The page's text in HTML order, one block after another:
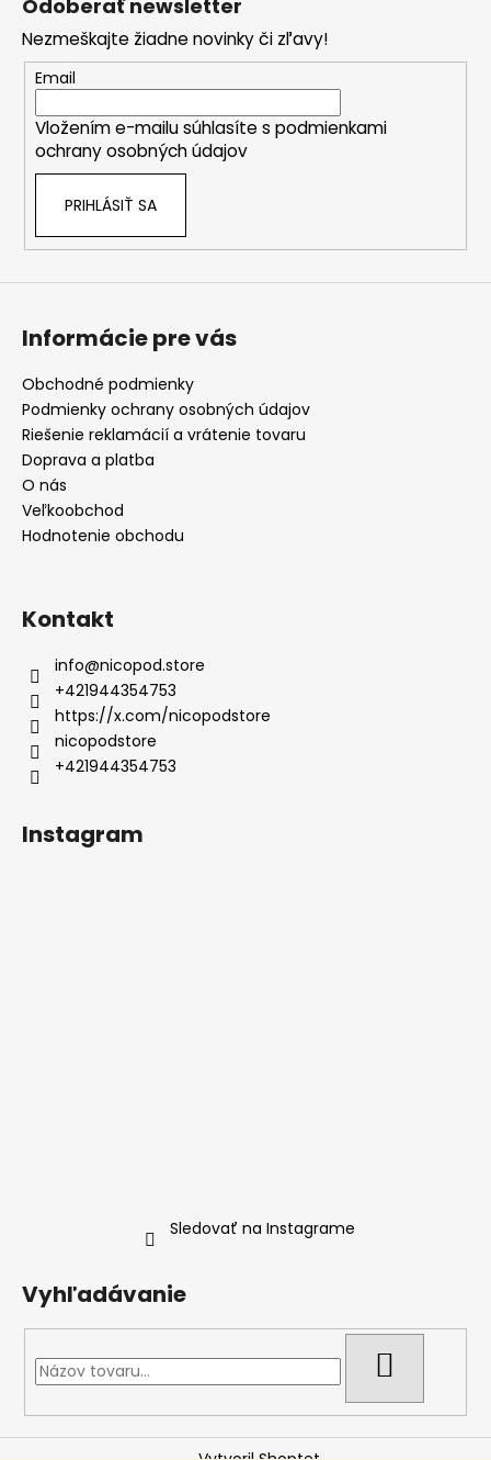
Odoberať newsletter
Nezmeškajte žiadne novinky či zľavy!
Email
Vložením e-mailu súhlasíte s podmienkami
ochrany osobných údajov
PRIHLÁSIŤ SA
Informácie pre vás
Obchodné podmienky
Podmienky ochrany osobných údajov
Riešenie reklamácií a vrátenie tovaru
Doprava a platba
O nás
Veľkoobchod
Hodnotenie obchodu
Kontakt
info@nicopod.store
+421944354753
https://x.com/nicopodstore
nicopodstore
+421944354753
Instagram
Sledovať na Instagrame
Vyhľadávanie